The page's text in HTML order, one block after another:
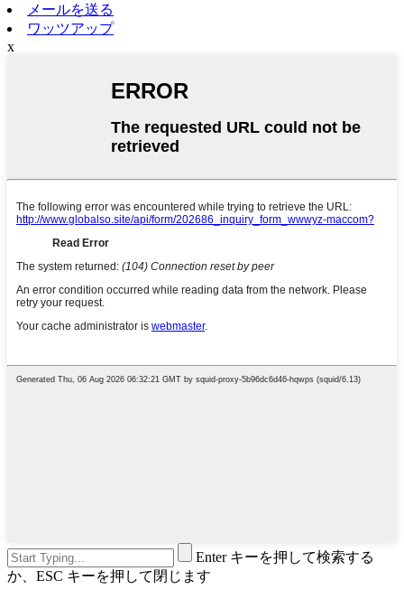
メールを送る
ワッツアップ
x
Enter キーを押して検索する
か、ESC キーを押して閉じます